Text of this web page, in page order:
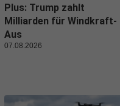
Plus: Trump zahlt
Milliarden für Windkraft-
Aus
07.08.2026